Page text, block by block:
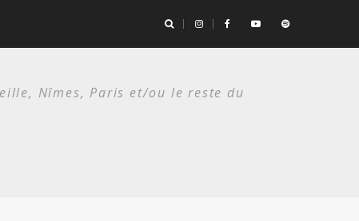
the Bad Seeds / Festival de Nîmes, Arènes romaines/ 14 juillet 2026
Nîmes, Paris et/ou le reste du